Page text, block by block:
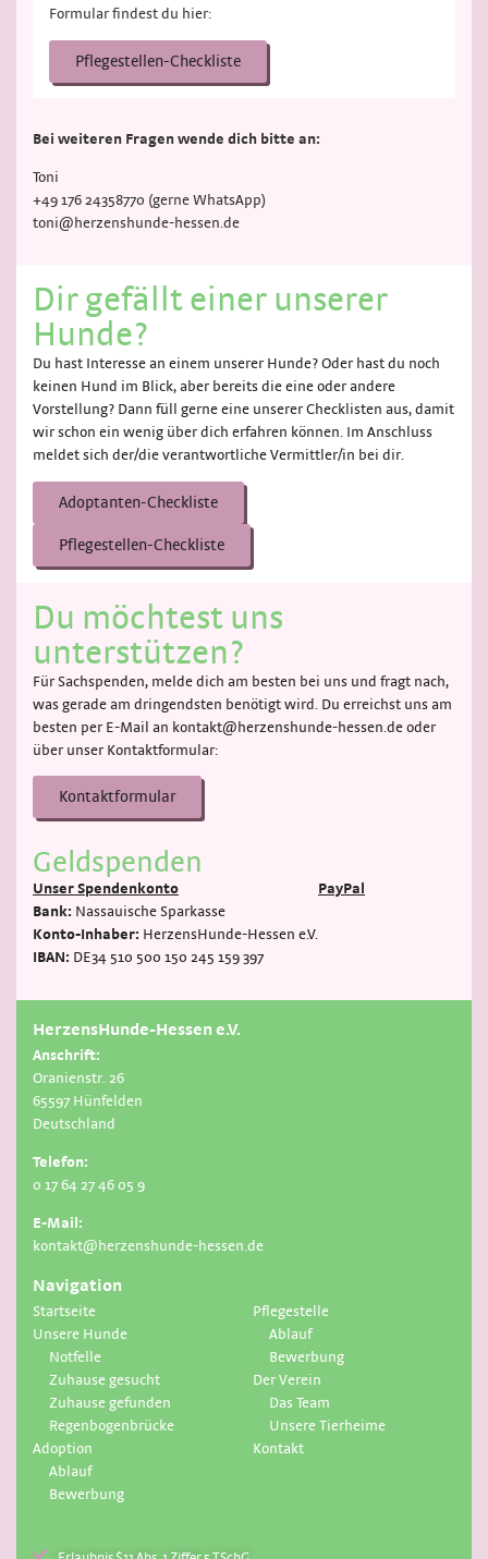
Formular findest du hier:
Pflegestellen-Checkliste
Bei weiteren Fragen wende dich bitte an:
Toni
+49 176 24358770 (gerne WhatsApp)
toni@herzenshunde-hessen.de
Dir gefällt einer unserer
Hunde?
Du hast Interesse an einem unserer Hunde? Oder hast du noch
keinen Hund im Blick, aber bereits die eine oder andere
Vorstellung? Dann füll gerne eine unserer Checklisten aus, damit
wir schon ein wenig über dich erfahren können. Im Anschluss
meldet sich der/die verantwortliche Vermittler/in bei dir.
Adoptanten-Checkliste
Pflegestellen-Checkliste
Du möchtest uns
unterstützen?
Für Sachspenden, melde dich am besten bei uns und fragt nach,
was gerade am dringendsten benötigt wird. Du erreichst uns am
besten per E-Mail an kontakt@herzenshunde-hessen.de oder
über unser Kontaktformular:
Kontaktformular
Geldspenden
Unser Spendenkonto
Bank: Nassauische Sparkasse
Konto-Inhaber: HerzensHunde-Hessen e.V.
IBAN: DE34 510 500 150 245 159 397
PayPal
HerzensHunde-Hessen e.V.
Anschrift:
Oranienstr. 26
65597 Hünfelden
Deutschland
Telefon:
0 17 64 27 46 05 9
E-Mail:
kontakt@herzenshunde-hessen.de
Navigation
Startseite
Unsere Hunde
Notfelle
Zuhause gesucht
Zuhause gefunden
Regenbogenbrücke
Adoption
Ablauf
Bewerbung
Pflegestelle
Ablauf
Bewerbung
Der Verein
Das Team
Unsere Tierheime
Kontakt